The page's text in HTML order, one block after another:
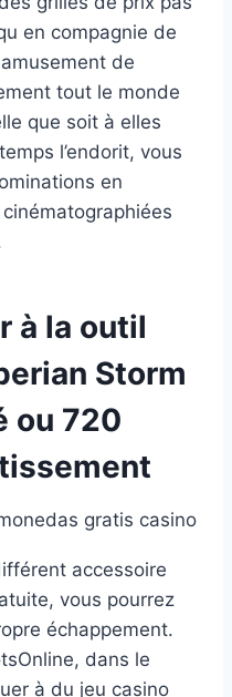
en compagnie de
de
tout le monde
que soit à elles
l’endorit, vous
en
à la outil
Storm
ou 720
accessoire
vous pourrez
échappement.
dans le
à du jeu casino